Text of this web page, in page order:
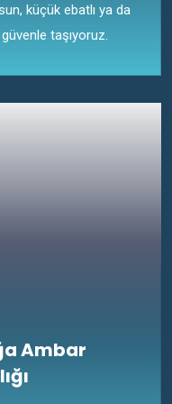
küçük ebatlı ya da
taşıyoruz.
Ambar